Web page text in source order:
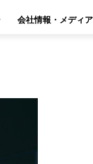
会社情報・メディ